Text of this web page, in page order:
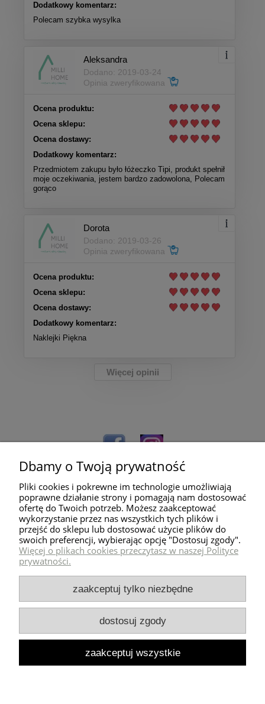
Dodatkowy komentarz:
Polecam szybka wysylka
Aleksandra
Dodano: 2019-03-24
Opinia zweryfikowana
Ocena produktu:
Ocena sklepu:
Ocena dostawy:
Dodatkowy komentarz:
Przedmiotem zakupu było łóżeczko Tipi, produkt spełnił
moje oczekiwania, jestem bardzo zadowolona, Polecam
gorąco
Dorota
Dodano: 2019-03-26
Opinia zweryfikowana
Ocena produktu:
Ocena sklepu:
Ocena dostawy:
Dodatkowy komentarz:
Naklejki Piękna
Więcej opinii
Pomoc
Moje konto
Zwroty i reklamacje
Milli Home
Dbamy o Twoją prywatność
Pliki cookies i pokrewne im technologie umożliwiają
poprawne działanie strony i pomagają nam dostosować
ofertę do Twoich potrzeb. Możesz zaakceptować
wykorzystanie przez nas wszystkich tych plików i
przejść do sklepu lub dostosować użycie plików do
swoich preferencji, wybierając opcję "Dostosuj zgody".
Więcej o plikach cookies przeczytasz w naszej Polityce
prywatności.
zaakceptuj tylko niezbędne
dostosuj zgody
zaakceptuj wszystkie